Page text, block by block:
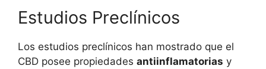
Estudios Preclínicos
Los estudios preclínicos han mostrado que el
CBD posee propiedades antiinflamatorias y